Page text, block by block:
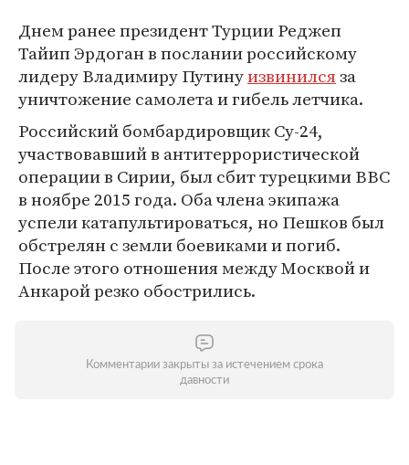
Днем ранее президент Турции Реджеп
Тайип Эрдоган в послании российскому
лидеру Владимиру Путинуизвинилсяза
уничтожение самолета и гибель летчика.
Российский бомбардировщик Су-24,
участвовавший в антитеррористической
операции в Сирии, был сбит турецкими ВВС
в ноябре 2015 года. Оба члена экипажа
успели катапультироваться, но Пешков был
обстрелян с земли боевиками и погиб.
После этого отношения между Москвой и
Анкарой резко обострились.
Комментарии закрыты за истечением срока
давности